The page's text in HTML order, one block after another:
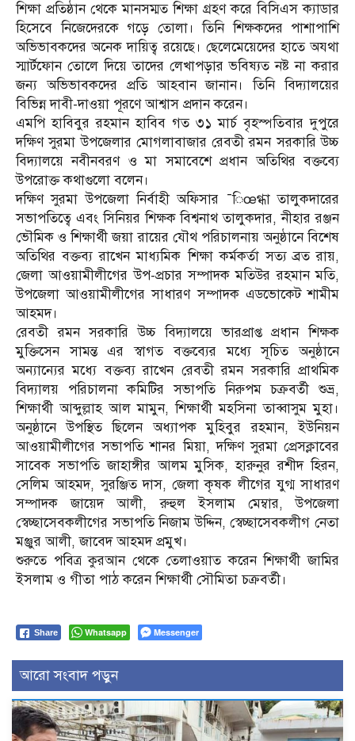
শিক্ষা প্রতিষ্ঠান থেকে মানসম্মত শিক্ষা গ্রহণ করে বিসিএস ক্যাডার
হিসেবে নিজেদেরকে গড়ে তোলা। তিনি শিক্ষকদের পাশাপাশি
অভিভাবকদের অনেক দায়িত্ব রয়েছে। ছেলেমেয়েদের হাতে অযথা
স্মার্টফোন তোলে দিয়ে তাদের লেখাপড়ার ভবিষ্যত নষ্ট না করার
জন্য অভিভাবকদের প্রতি আহবান জানান। তিনি বিদ্যালয়ের
বিভিন্ন দাবী-দাওয়া পূরণে আশ্বাস প্রদান করেন।
এমপি হাবিবুর রহমান হাবিব গত ৩১ মার্চ বৃহস্পতিবার দুপুরে
দক্ষিণ সুরমা উপজেলার মোগলাবাজার রেবতী রমন সরকারি উচ্চ
বিদ্যালয়ে নবীনবরণ ও মা সমাবেশে প্রধান অতিথির বক্তব্যে
উপরোক্ত কথাগুলো বলেন।
দক্ষিণ সুরমা উপজেলা নির্বাহী অফিসার ¯িœগ্ধা তালুকদারের
সভাপতিত্বে এবং সিনিয়র শিক্ষক বিশ্বনাথ তালুকদার, নীহার রঞ্জন
ভৌমিক ও শিক্ষার্থী জয়া রায়ের যৌথ পরিচালনায় অনুষ্ঠানে বিশেষ
অতিথির বক্তব্য রাখেন মাধ্যমিক শিক্ষা কর্মকর্তা সত্য ব্রত রায়,
জেলা আওয়ামীলীগের উপ-প্রচার সম্পাদক মতিউর রহমান মতি,
উপজেলা আওয়ামীলীগের সাধারণ সম্পাদক এডভোকেট শামীম
আহমদ।
রেবতী রমন সরকারি উচ্চ বিদ্যালয়ে ভারপ্রাপ্ত প্রধান শিক্ষক
মুক্তিসেন সামন্ত এর স্বাগত বক্তব্যের মধ্যে সূচিত অনুষ্ঠানে
অন্যান্যের মধ্যে বক্তব্য রাখেন রেবতী রমন সরকারি প্রাথমিক
বিদ্যালয় পরিচালনা কমিটির সভাপতি নিরুপম চক্রবর্তী শুভ্র,
শিক্ষার্থী আব্দুল্লাহ আল মামুন, শিক্ষার্থী মহসিনা তাব্বাসুম মুহা।
অনুষ্ঠানে উপস্থিত ছিলেন অধ্যাপক মুহিবুর রহমান, ইউনিয়ন
আওয়ামীলীগের সভাপতি শানর মিয়া, দক্ষিণ সুরমা প্রেসক্লাবের
সাবেক সভাপতি জাহাঙ্গীর আলম মুসিক, হারুনুর রশীদ হিরন,
সেলিম আহমদ, সুরঞ্জিত দাস, জেলা কৃষক লীগের যুগ্ম সাধারণ
সম্পাদক জায়েদ আলী, রুহুল ইসলাম মেম্বার, উপজেলা
স্বেচ্ছাসেবকলীগের সভাপতি নিজাম উদ্দিন, স্বেচ্ছাসেবকলীগ নেতা
মঞ্জুর আলী, জাবেদ আহমদ প্রমুখ।
শুরুতে পবিত্র কুরআন থেকে তেলাওয়াত করেন শিক্ষার্থী জামির
ইসলাম ও গীতা পাঠ করেন শিক্ষার্থী সৌমিতা চক্রবর্তী।
Share Whatsapp Messenger
আরো সংবাদ পড়ুন